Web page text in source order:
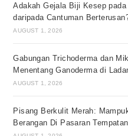
Adakah Gejala Biji Kesep
daripada Cantuman
AUGUST 1, 2026
Gabungan Trichoderma dan
Menentang Ganoderma di
AUGUST 1, 2026
Pisang Berkulit Merah:
Berangan Di Pasaran